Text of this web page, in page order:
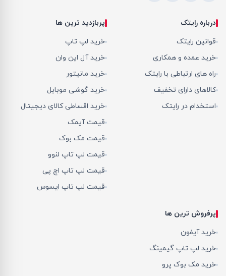
درباره رایتک
قوانین رایتک
خرید عمده و همکاری
راه های ارتباطی با رایتک
کالاهای دارای تخفیف
استخدام در رایتک
پربازدید ترین ها
خرید لپ تاپ
خرید آل این وان
خرید مانیتور
خرید گوشی موبایل
خرید اقساطی کالای دیجیتال
قیمت آیمک
قیمت مک بوک
قیمت لپ تاپ لنوو
قیمت لپ تاپ اچ پی
قیمت لپ تاپ ایسوس
پرفروش ترین ها
خرید آیفون
خرید لپ تاپ گیمینگ
خرید مک بوک پرو